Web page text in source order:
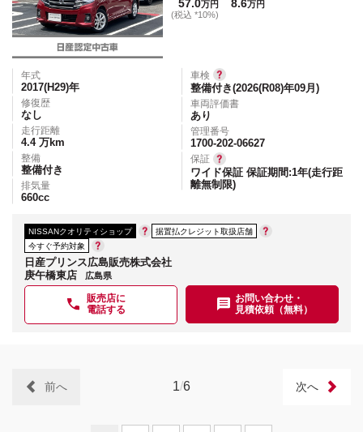
57.0万円
(税込 *10%)
8.6万円
年式
2017(H29)年
修復歴
なし
走行距離
4.4 万km
整備
整備付き
排気量
660cc
車検
整備付き(2026(R08)年09月)
車両評価書
あり
管理番号
1700-202-06627
保証
ワイド保証 保証期間:1年(走行距
離無制限)
NISSANクオリティショップ
据置払クレジット取扱店舗
今すぐ予約対象
日産プリンス広島販売株式会社
庚午橋東店
広島県
販売店に
電話する
お問い合わせ・
見積依頼（無料）
1/6
前へ 次へ